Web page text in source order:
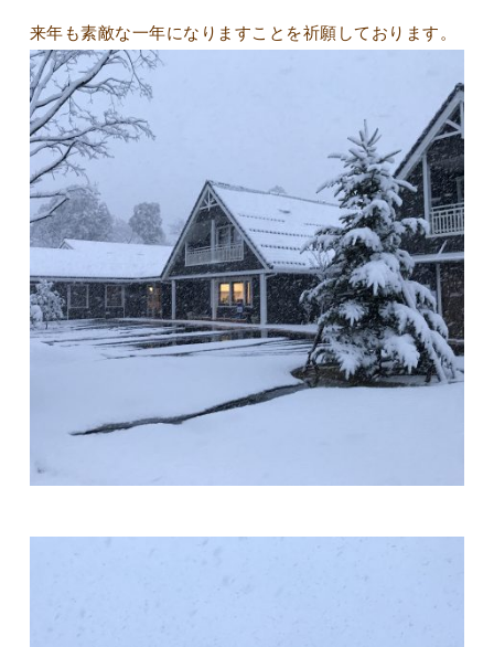
来年も素敵な一年になりますことを祈願しております。